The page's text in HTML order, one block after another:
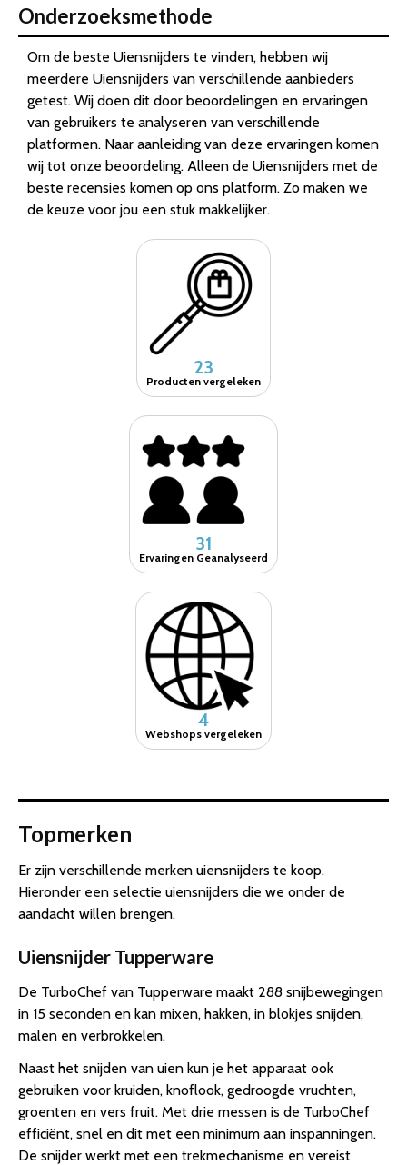
Onderzoeksmethode
Om de beste Uiensnijders te vinden, hebben wij
meerdere Uiensnijders van verschillende aanbieders
getest. Wij doen dit door beoordelingen en ervaringen
van gebruikers te analyseren van verschillende
platformen. Naar aanleiding van deze ervaringen komen
wij tot onze beoordeling. Alleen de Uiensnijders met de
beste recensies komen op ons platform. Zo maken we
de keuze voor jou een stuk makkelijker.
23
Producten vergeleken
31
Ervaringen Geanalyseerd
4
Webshops vergeleken
Topmerken
Er zijn verschillende merken uiensnijders te koop.
Hieronder een selectie uiensnijders die we onder de
aandacht willen brengen.
Uiensnijder Tupperware
De TurboChef van Tupperware maakt 288 snijbewegingen
in 15 seconden en kan mixen, hakken, in blokjes snijden,
malen en verbrokkelen.
Naast het snijden van uien kun je het apparaat ook
gebruiken voor kruiden, knoflook, gedroogde vruchten,
groenten en vers fruit. Met drie messen is de TurboChef
efficiënt, snel en dit met een minimum aan inspanningen.
De snijder werkt met een trekmechanisme en vereist